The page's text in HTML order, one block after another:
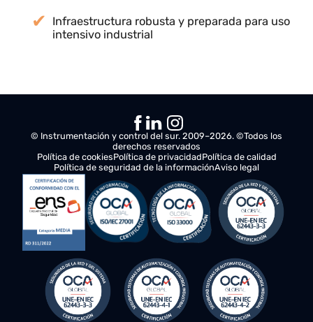
Mejora significativa de la fiabilidad operativa
del taller
fabricación, instalación y puesta en marcha
Infraestructura robusta y preparada para uso
intensivo industrial
© Instrumentación y control del sur. 2009–2026. ©Todos los
derechos reservados
Política de cookies
Política de privacidadPolítica de calidad
Política de seguridad de la informaciónAviso legal